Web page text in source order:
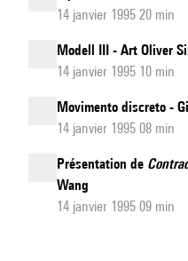
14 janvier 1995 20 min
Modell III - Art Oliver
14 janvier 1995 10 min
Movimento discreto -
14 janvier 1995 08 min
Présentation de
Wang
14 janvier 1995 09 min